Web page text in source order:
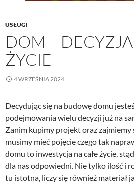
USŁUGI
DOM –
ŻYCIE
4 WRZEŚNIA 2024
Decydując się na budowę domu
podejmowania wielu decyzji już na
Zanim kupimy projekt oraz zajmiemy
musimy mieć pojęcie czego tak
domu to inwestycja na całe życie,
dla nas odpowiedni. Nie tylko ilość i
tu istotna, liczy się również materiał